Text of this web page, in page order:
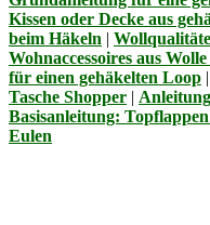
Kissen oder Decke aus
beim Häkeln |
Wohnaccessoires aus
für einen gehäkelten Loop |
Tasche Shopper |
Basisanleitung:
Eulen